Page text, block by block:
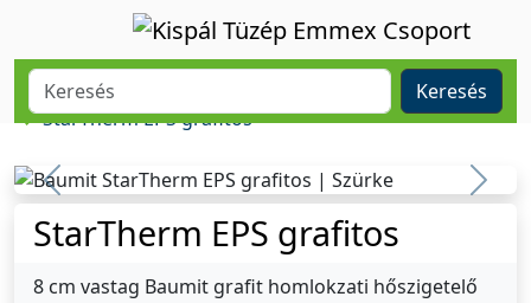
Keresés
Termékek
Homlokzat
Homlokzati hőszigetelő rendszer
Homlokzati hőszigetelő polisztirol lemez
StarTherm EPS grafitos
Previous
StarTherm EPS grafitos
8 cm vastag Baumit grafit homlokzati hőszigetelő